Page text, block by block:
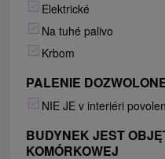
Elektrické
Na tuhé palivo
Krbom
PALENIE
NIE JE v interiéri
BUDYNEK JEST
KOMÓRKOWEJ